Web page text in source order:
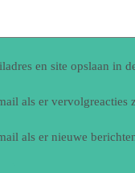
en site opslaan in
als er vervolgreacties
als er nieuwe